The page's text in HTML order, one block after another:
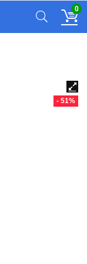
0
- 51%